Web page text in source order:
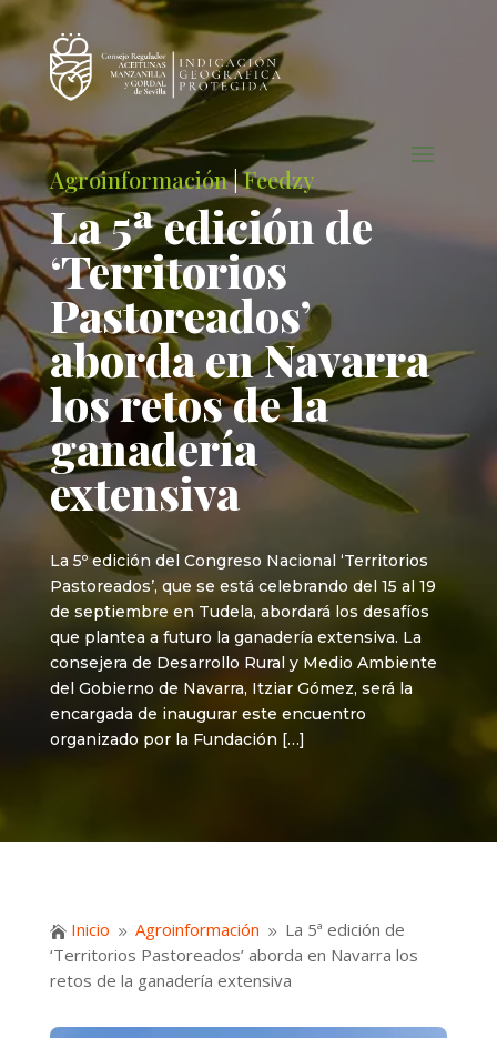
Agroinformación|Feedzy
La 5ª edición de
‘Territorios
Pastoreados’
aborda en Navarra
los retos de la
ganadería
extensiva
La 5º edición del Congreso Nacional ‘Territorios
Pastoreados’, que se está celebrando del 15 al 19
de septiembre en Tudela, abordará los desafíos
que plantea a futuro la ganadería extensiva. La
consejera de Desarrollo Rural y Medio Ambiente
del Gobierno de Navarra, Itziar Gómez, será la
encargada de inaugurar este encuentro
organizado por la Fundación […]
 Inicio 9 Agroinformación 9 La 5ª edición de
‘Territorios Pastoreados’ aborda en Navarra los
retos de la ganadería extensiva